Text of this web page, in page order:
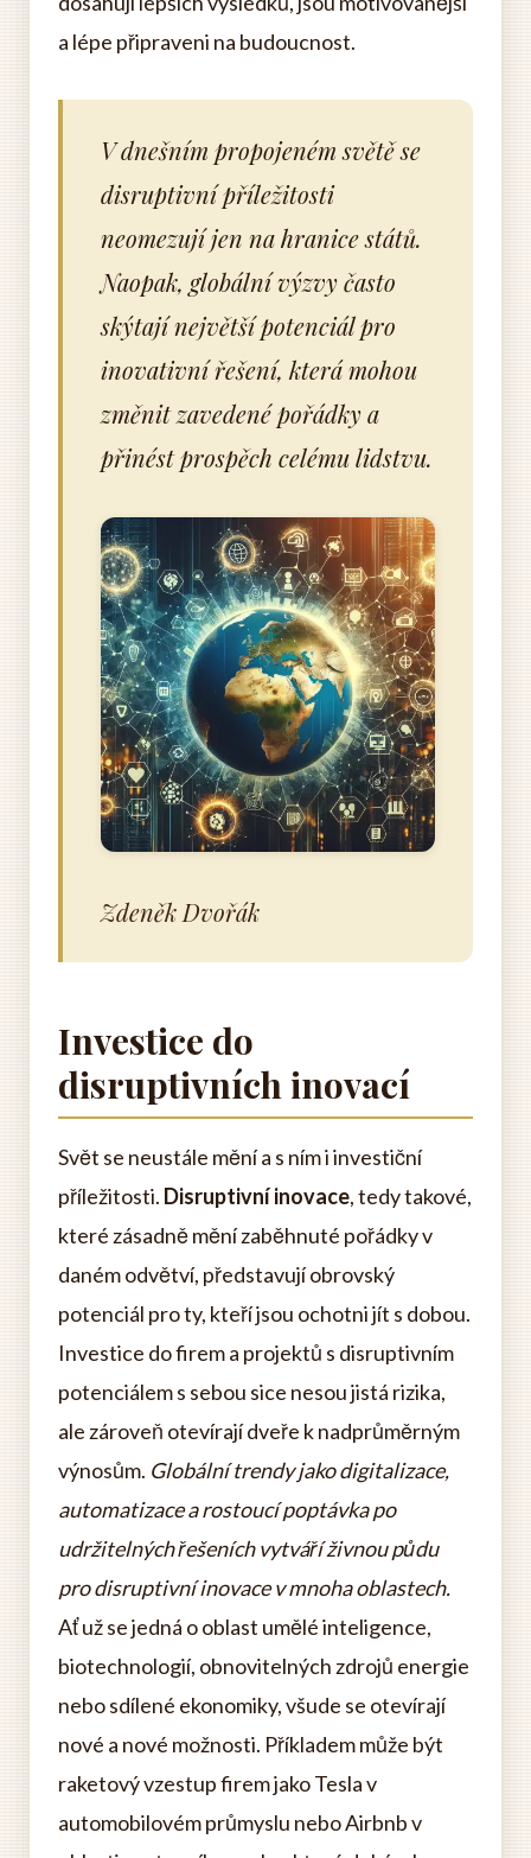
a lépe připraveni na budoucnost.
V dnešním propojeném světě se
disruptivní příležitosti
neomezují jen na hranice států.
Naopak, globální výzvy často
skýtají největší potenciál pro
inovativní řešení, která mohou
změnit zavedené pořádky a
přinést prospěch celému lidstvu.
Zdeněk Dvořák
Investice do
disruptivních inovací
Svět se neustále mění a s ním i investiční
příležitosti. Disruptivní inovace, tedy takové,
které zásadně mění zaběhnuté pořádky v
daném odvětví, představují obrovský
potenciál pro ty, kteří jsou ochotni jít s dobou.
Investice do firem a projektů s disruptivním
potenciálem s sebou sice nesou jistá rizika,
ale zároveň otevírají dveře k nadprůměrným
výnosům. Globální trendy jako digitalizace,
automatizace a rostoucí poptávka po
udržitelných řešeních vytváří živnou půdu
pro disruptivní inovace v mnoha oblastech.
Ať už se jedná o oblast umělé inteligence,
biotechnologií, obnovitelných zdrojů energie
nebo sdílené ekonomiky, všude se otevírají
nové a nové možnosti. Příkladem může být
raketový vzestup firem jako Tesla v
automobilovém průmyslu nebo Airbnb v